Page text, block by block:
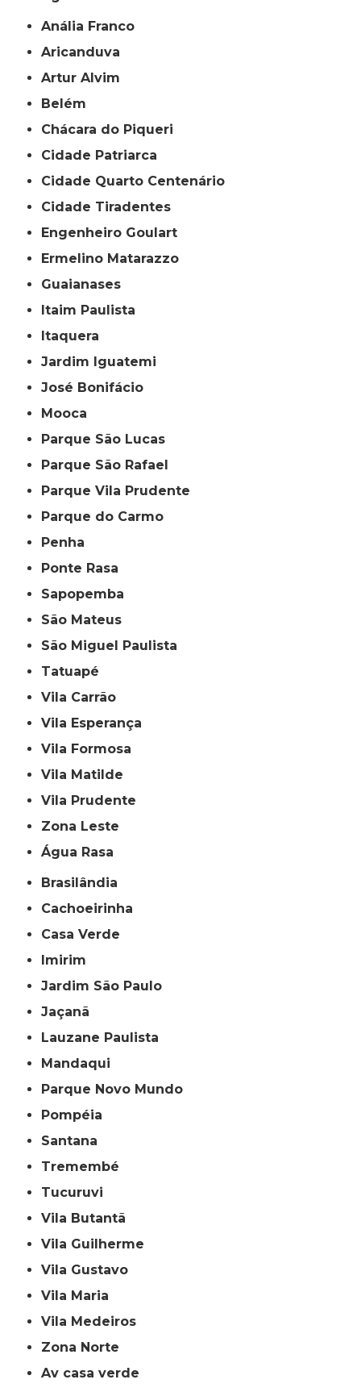
Anália Franco
Aricanduva
Artur Alvim
Belém
Chácara do Piqueri
Cidade Patriarca
Cidade Quarto Centenário
Cidade Tiradentes
Engenheiro Goulart
Ermelino Matarazzo
Guaianases
Itaim Paulista
Itaquera
Jardim Iguatemi
José Bonifácio
Mooca
Parque São Lucas
Parque São Rafael
Parque Vila Prudente
Parque do Carmo
Penha
Ponte Rasa
Sapopemba
São Mateus
São Miguel Paulista
Tatuapé
Vila Carrão
Vila Esperança
Vila Formosa
Vila Matilde
Vila Prudente
Zona Leste
Água Rasa
Brasilândia
Cachoeirinha
Casa Verde
Imirim
Jardim São Paulo
Jaçanã
Lauzane Paulista
Mandaqui
Parque Novo Mundo
Pompéia
Santana
Tremembé
Tucuruvi
Vila Butantã
Vila Guilherme
Vila Gustavo
Vila Maria
Vila Medeiros
Zona Norte
av casa verde